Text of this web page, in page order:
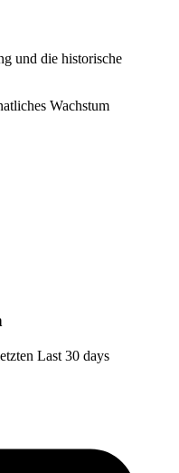
und die historische
Wachstum
Last 30 days